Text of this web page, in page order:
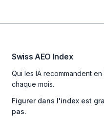
Swiss AEO Index
Qui les IA recommandent en
chaque mois.
Figurer dans l'index est
pas.